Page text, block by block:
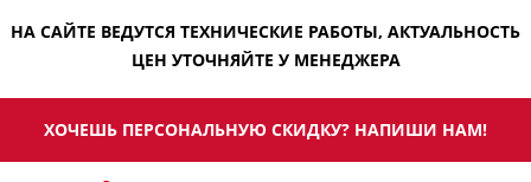
НА САЙТЕ ВЕДУТСЯ ТЕХНИЧЕСКИЕ РАБОТЫ, АКТУАЛЬНОСТЬ
ЦЕН УТОЧНЯЙТЕ У МЕНЕДЖЕРА
ХОЧЕШЬ ПЕРСОНАЛЬНУЮ СКИДКУ? НАПИШИ НАМ!